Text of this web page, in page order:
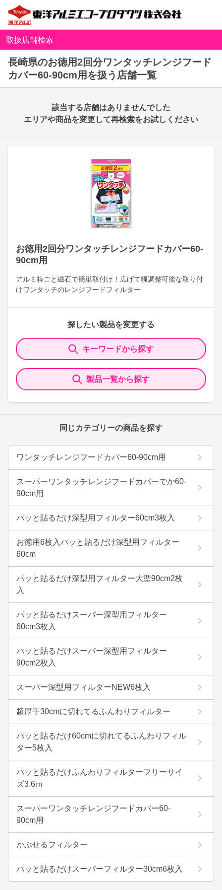
取扱店舗検索
長崎県のお徳用2回分ワンタッチレンジフード
カバー60-90cm用を扱う店舗一覧
お徳用2回分ワンタッチレンジフードカバー60-
90cm用
アルミ枠ごと磁石で簡単取付け！広げて幅調整可能な取り付
けワンタッチのレンジフードフィルター
探したい製品を変更する
キーワードから探す
製品一覧から探す
同じカテゴリーの商品を探す
ワンタッチレンジフードカバー60-90cm用
スーパーワンタッチレンジフードカバーでか60-
90cm用
パッと貼るだけ深型用フィルター60cm3枚入
お徳用6枚入パッと貼るだけ深型用フィルター
60cm
パッと貼るだけ深型用フィルター大型90cm2枚
入
パッと貼るだけスーパー深型用フィルター
60cm3枚入
パッと貼るだけスーパー深型用フィルター
90cm2枚入
スーパー深型用フィルターNEW6枚入
超厚手30cmに切れてるふんわりフィルター
パッと貼るだけ60cmに切れてるふんわりフィル
ター5枚入
パッと貼るだけふんわりフィルターフリーサイ
ズ3.6ｍ
スーパーワンタッチレンジフードカバー60-
90cm用
かぶせるフィルター
パッと貼るだけスーパーフィルター30cm6枚入
該当する店舗はありませんでした
エリアや商品を変更して再検索をお試しください